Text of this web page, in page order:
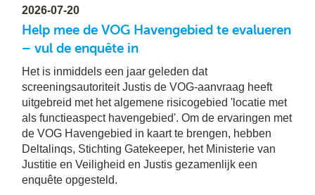
2026-07-20
Help mee de VOG Havengebied te evalueren
– vul de enquête in
Het is inmiddels een jaar geleden dat
screeningsautoriteit Justis de VOG-aanvraag heeft
uitgebreid met het algemene risicogebied 'locatie met
als functieaspect havengebied'. Om de ervaringen met
de VOG Havengebied in kaart te brengen, hebben
Deltalinqs, Stichting Gatekeeper, het Ministerie van
Justitie en Veiligheid en Justis gezamenlijk een
enquête opgesteld.